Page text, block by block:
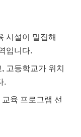
시설이 밀집해
입니다.
고등학교가 위치
.
육 프로그램 선